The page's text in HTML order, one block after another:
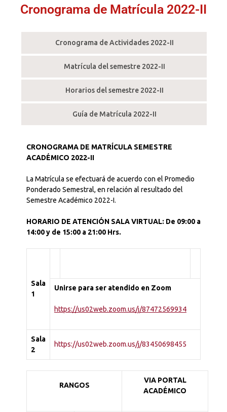
Cronograma de Matrícula 2022-II
Cronograma de Actividades 2022-II
Matrícula del semestre 2022-II
Horarios del semestre 2022-II
Guía de Matrícula 2022-II
CRONOGRAMA DE MATRÍCULA SEMESTRE
ACADÉMICO 2022-II
La Matrícula se efectuará de acuerdo con el Promedio
Ponderado Semestral, en relación al resultado del
Semestre Académico 2022-I.
HORARIO DE ATENCIÓN SALA VIRTUAL: De 09:00 a
14:00 y de 15:00 a 21:00 Hrs.
Sala
1
Unirse para ser atendido en Zoom
https://us02web.zoom.us/j/87472569934
Sala
2
https://us02web.zoom.us/j/83450698455
RANGOS
VIA PORTAL
ACADÉMICO